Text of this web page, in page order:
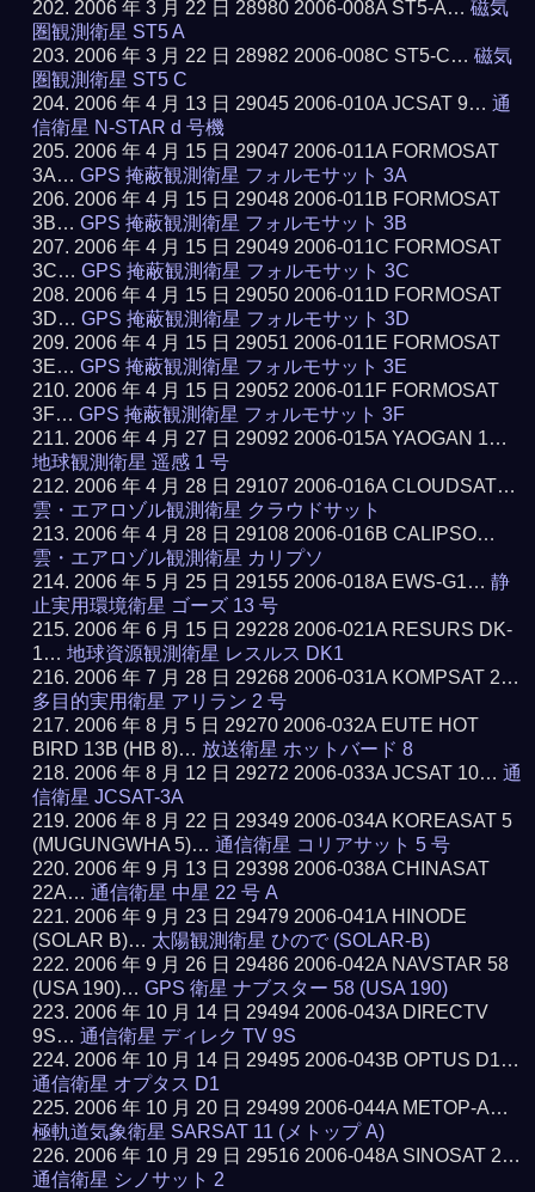
2006 年 3 月 22 日 28980 2006-008A ST5-A…磁気
圏観測衛星 ST5 A
2006 年 3 月 22 日 28982 2006-008C ST5-C…磁気
圏観測衛星 ST5 C
2006 年 4 月 13 日 29045 2006-010A JCSAT 9…通
信衛星 N-STAR d 号機
2006 年 4 月 15 日 29047 2006-011A FORMOSAT
3A…GPS 掩蔽観測衛星 フォルモサット 3A
2006 年 4 月 15 日 29048 2006-011B FORMOSAT
3B…GPS 掩蔽観測衛星 フォルモサット 3B
2006 年 4 月 15 日 29049 2006-011C FORMOSAT
3C…GPS 掩蔽観測衛星 フォルモサット 3C
2006 年 4 月 15 日 29050 2006-011D FORMOSAT
3D…GPS 掩蔽観測衛星 フォルモサット 3D
2006 年 4 月 15 日 29051 2006-011E FORMOSAT
3E…GPS 掩蔽観測衛星 フォルモサット 3E
2006 年 4 月 15 日 29052 2006-011F FORMOSAT
3F…GPS 掩蔽観測衛星 フォルモサット 3F
2006 年 4 月 27 日 29092 2006-015A YAOGAN 1…
地球観測衛星 遥感 1 号
2006 年 4 月 28 日 29107 2006-016A CLOUDSAT…
雲・エアロゾル観測衛星 クラウドサット
2006 年 4 月 28 日 29108 2006-016B CALIPSO…
雲・エアロゾル観測衛星 カリプソ
2006 年 5 月 25 日 29155 2006-018A EWS-G1…静
止実用環境衛星 ゴーズ 13 号
2006 年 6 月 15 日 29228 2006-021A RESURS DK-
1…地球資源観測衛星 レスルス DK1
2006 年 7 月 28 日 29268 2006-031A KOMPSAT 2…
多目的実用衛星 アリラン 2 号
2006 年 8 月 5 日 29270 2006-032A EUTE HOT
BIRD 13B (HB 8)… 放送衛星 ホットバード 8
2006 年 8 月 12 日 29272 2006-033A JCSAT 10…通
信衛星 JCSAT-3A
2006 年 8 月 22 日 29349 2006-034A KOREASAT 5
(MUGUNGWHA 5)…通信衛星 コリアサット 5 号
2006 年 9 月 13 日 29398 2006-038A CHINASAT
22A…通信衛星 中星 22 号 A
2006 年 9 月 23 日 29479 2006-041A HINODE
(SOLAR B)… 太陽観測衛星 ひので (SOLAR-B)
2006 年 9 月 26 日 29486 2006-042A NAVSTAR 58
(USA 190)…GPS 衛星 ナブスター 58 (USA 190)
2006 年 10 月 14 日 29494 2006-043A DIRECTV
9S…通信衛星 ディレク TV 9S
2006 年 10 月 14 日 29495 2006-043B OPTUS D1…
通信衛星 オプタス D1
2006 年 10 月 20 日 29499 2006-044A METOP-A…
極軌道気象衛星 SARSAT 11 (メトップ A)
2006 年 10 月 29 日 29516 2006-048A SINOSAT 2…
通信衛星 シノサット 2